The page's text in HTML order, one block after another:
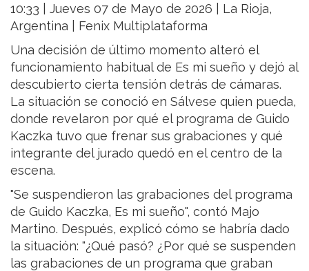
10:33 | Jueves 07 de Mayo de 2026 | La Rioja,
Argentina | Fenix Multiplataforma
Una decisión de último momento alteró el
funcionamiento habitual de Es mi sueño y dejó al
descubierto cierta tensión detrás de cámaras.
La situación se conoció en Sálvese quien pueda,
donde revelaron por qué el programa de Guido
Kaczka tuvo que frenar sus grabaciones y qué
integrante del jurado quedó en el centro de la
escena.
"Se suspendieron las grabaciones del programa
de Guido Kaczka, Es mi sueño", contó Majo
Martino. Después, explicó cómo se habría dado
la situación: "¿Qué pasó? ¿Por qué se suspenden
las grabaciones de un programa que graban